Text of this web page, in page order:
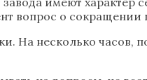
вопрос о сокращении
На несколько часов,